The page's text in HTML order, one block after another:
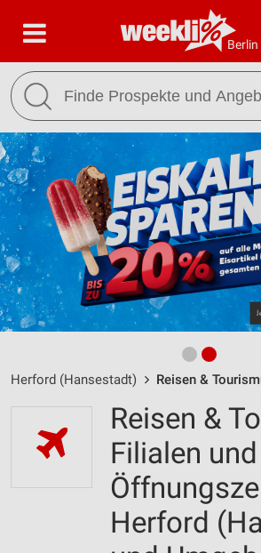
Berlin
Herford (Hansestadt) Reisen & Tourismus
Reisen &
Filialen und
Herford